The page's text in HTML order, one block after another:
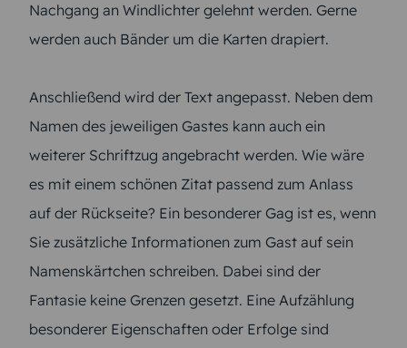
Nachgang an Windlichter gelehnt werden. Gerne
werden auch Bänder um die Karten drapiert.
Anschließend wird der Text angepasst. Neben dem
Namen des jeweiligen Gastes kann auch ein
weiterer Schriftzug angebracht werden. Wie wäre
es mit einem schönen Zitat passend zum Anlass
auf der Rückseite? Ein besonderer Gag ist es, wenn
Sie zusätzliche Informationen zum Gast auf sein
Namenskärtchen schreiben. Dabei sind der
Fantasie keine Grenzen gesetzt. Eine Aufzählung
besonderer Eigenschaften oder Erfolge sind